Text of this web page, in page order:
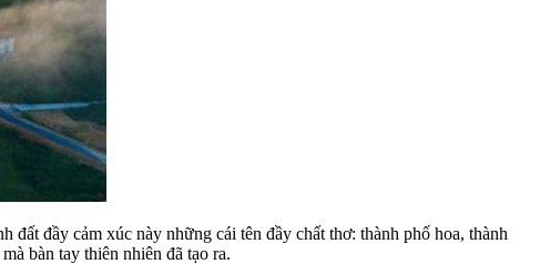
đầy cảm xúc này những cái tên đầy chất thơ: thành phố hoa, thành
bàn tay thiên nhiên đã tạo ra.